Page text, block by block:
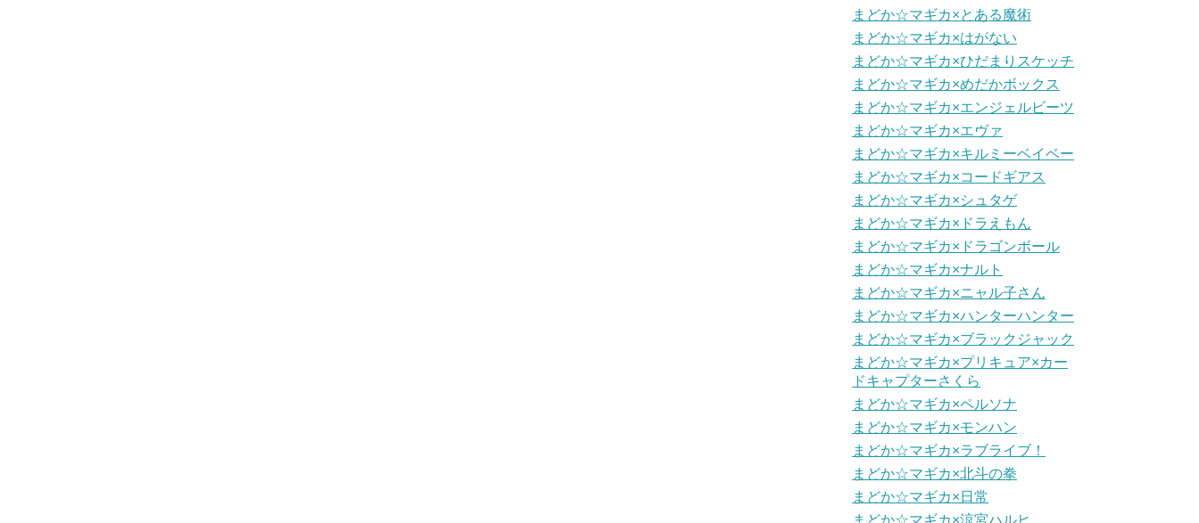
まどか☆マギカ×とある魔術
まどか☆マギカ×はがない
まどか☆マギカ×ひだまりスケッチ
まどか☆マギカ×めだかボックス
まどか☆マギカ×エンジェルビーツ
まどか☆マギカ×エヴァ
まどか☆マギカ×キルミーベイベー
まどか☆マギカ×コードギアス
まどか☆マギカ×シュタゲ
まどか☆マギカ×ドラえもん
まどか☆マギカ×ドラゴンボール
まどか☆マギカ×ナルト
まどか☆マギカ×ニャル子さん
まどか☆マギカ×ハンターハンター
まどか☆マギカ×ブラックジャック
まどか☆マギカ×プリキュア×カー
ドキャプターさくら
まどか☆マギカ×ペルソナ
まどか☆マギカ×モンハン
まどか☆マギカ×ラブライブ！
まどか☆マギカ×北斗の拳
まどか☆マギカ×日常
まどか☆マギカ×涼宮ハルヒ